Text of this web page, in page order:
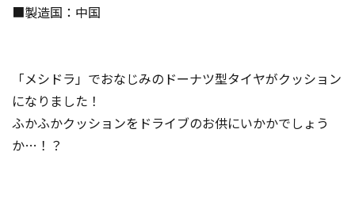
■製造国：中国
「メシドラ」でおなじみのドーナツ型タイヤがクッション
になりました！
ふかふかクッションをドライブのお供にいかかでしょう
か…！？